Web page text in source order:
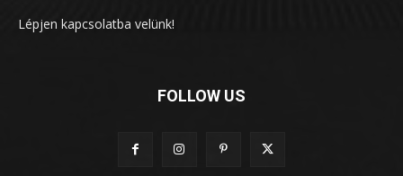
Lépjen kapcsolatba velünk!
FOLLOW US